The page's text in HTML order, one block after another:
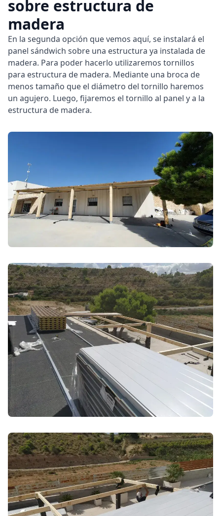
sobre estructura de
madera
En la segunda opción que vemos aquí, se instalará el
panel sándwich sobre una estructura ya instalada de
madera. Para poder hacerlo utilizaremos tornillos
para estructura de madera. Mediante una broca de
menos tamaño que el diámetro del tornillo haremos
un agujero. Luego, fijaremos el tornillo al panel y a la
estructura de madera.